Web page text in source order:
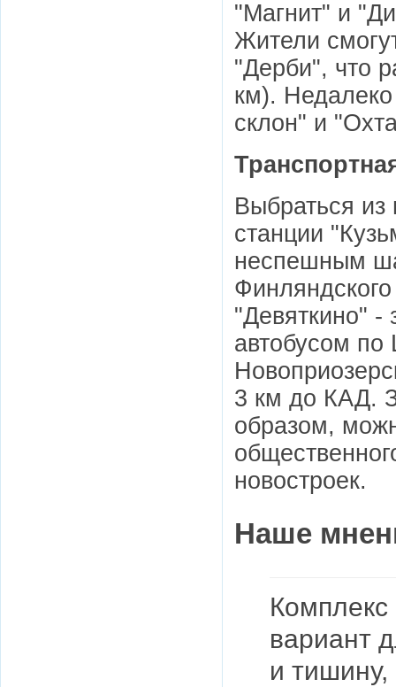
"Магнит" и
Жители
"Дерби", что
км).
склон" и
Выбраться из
станции
неспешным
"Девяткино" -
автобусом
3 км до КАД.
образом,
новостроек.
Наше
вариант
и